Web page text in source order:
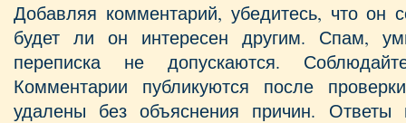
Добавляя комментарий, убедитесь, что он
будет ли он интересен другим. Спам,
переписка не допускаются.
Комментарии публикуются после
удалены без объяснения причин.